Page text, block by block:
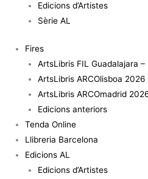
Edicions d’Artistes
Sèrie AL
Fires
ArtsLibris FIL Guadalajara
ArtsLibris ARCOlisboa 2026
ArtsLibris ARCOmadrid
Edicions anteriors
Tenda Online
Llibreria Barcelona
Edicions AL
Edicions d’Artistes